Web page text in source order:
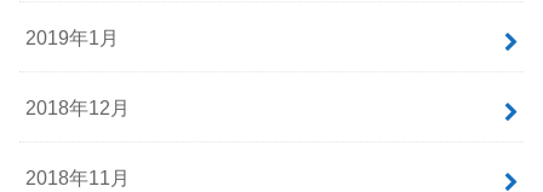
2019年1月
2018年12月
2018年11月